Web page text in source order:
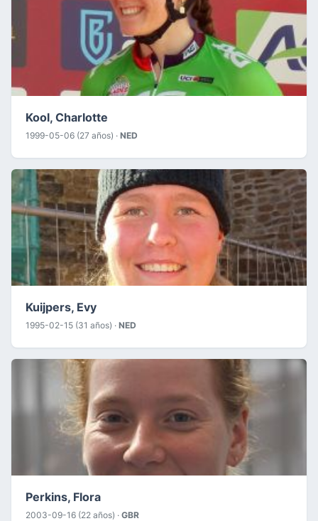
Kool, Charlotte
1999-05-06 (27 años) · NED
Kuijpers, Evy
1995-02-15 (31 años) · NED
Perkins, Flora
2003-09-16 (22 años) · GBR